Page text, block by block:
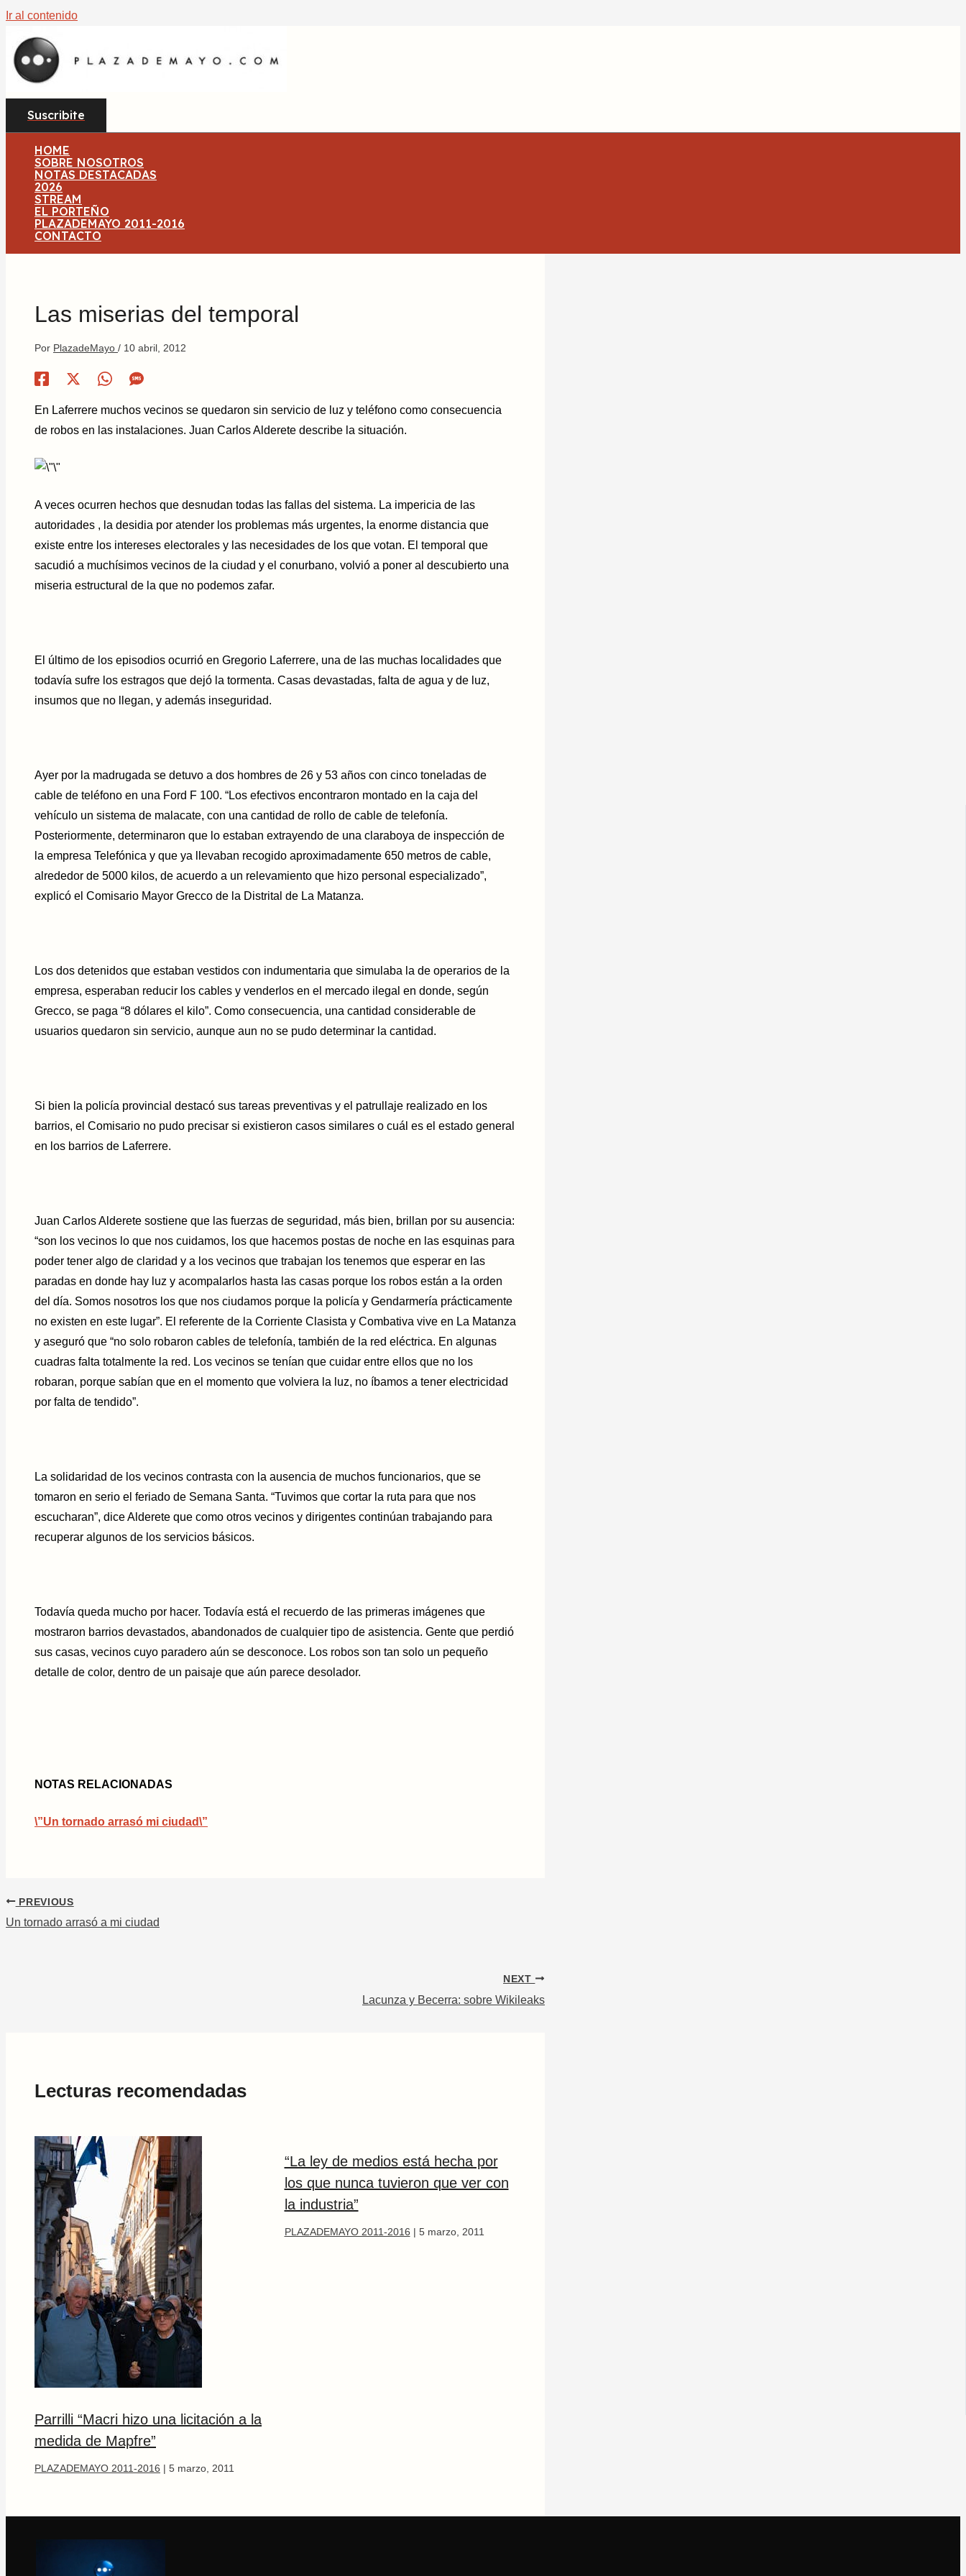
Ir al contenido
Suscribite
HOME
SOBRE NOSOTROS
NOTAS DESTACADAS
2026
STREAM
EL PORTEÑO
PLAZADEMAYO 2011-2016
CONTACTO
Las miserias del temporal
Por PlazadeMayo / 10 abril, 2012
En Laferrere muchos vecinos se quedaron sin servicio de luz y teléfono como consecuencia
de robos en las instalaciones. Juan Carlos Alderete describe la situación.
A veces ocurren hechos que desnudan todas las fallas del sistema. La impericia de las
autoridades , la desidia por atender los problemas más urgentes, la enorme distancia que
existe entre los intereses electorales y las necesidades de los que votan. El temporal que
sacudió a muchísimos vecinos de la ciudad y el conurbano, volvió a poner al descubierto una
miseria estructural de la que no podemos zafar.
El último de los episodios ocurrió en Gregorio Laferrere, una de las muchas localidades que
todavía sufre los estragos que dejó la tormenta. Casas devastadas, falta de agua y de luz,
insumos que no llegan, y además inseguridad.
Ayer por la madrugada se detuvo a dos hombres de 26 y 53 años con cinco toneladas de
cable de teléfono en una Ford F 100. “Los efectivos encontraron montado en la caja del
vehículo un sistema de malacate, con una cantidad de rollo de cable de telefonía.
Posteriormente, determinaron que lo estaban extrayendo de una claraboya de inspección de
la empresa Telefónica y que ya llevaban recogido aproximadamente 650 metros de cable,
alrededor de 5000 kilos, de acuerdo a un relevamiento que hizo personal especializado”,
explicó el Comisario Mayor Grecco de la Distrital de La Matanza.
Los dos detenidos que estaban vestidos con indumentaria que simulaba la de operarios de la
empresa, esperaban reducir los cables y venderlos en el mercado ilegal en donde, según
Grecco, se paga “8 dólares el kilo”. Como consecuencia, una cantidad considerable de
usuarios quedaron sin servicio, aunque aun no se pudo determinar la cantidad.
Si bien la policía provincial destacó sus tareas preventivas y el patrullaje realizado en los
barrios, el Comisario no pudo precisar si existieron casos similares o cuál es el estado general
en los barrios de Laferrere.
Juan Carlos Alderete sostiene que las fuerzas de seguridad, más bien, brillan por su ausencia:
“son los vecinos lo que nos cuidamos, los que hacemos postas de noche en las esquinas para
poder tener algo de claridad y a los vecinos que trabajan los tenemos que esperar en las
paradas en donde hay luz y acompalarlos hasta las casas porque los robos están a la orden
del día. Somos nosotros los que nos ciudamos porque la policía y Gendarmería prácticamente
no existen en este lugar”. El referente de la Corriente Clasista y Combativa vive en La Matanza
y aseguró que “no solo robaron cables de telefonía, también de la red eléctrica. En algunas
cuadras falta totalmente la red. Los vecinos se tenían que cuidar entre ellos que no los
robaran, porque sabían que en el momento que volviera la luz, no íbamos a tener electricidad
por falta de tendido”.
La solidaridad de los vecinos contrasta con la ausencia de muchos funcionarios, que se
tomaron en serio el feriado de Semana Santa. “Tuvimos que cortar la ruta para que nos
escucharan”, dice Alderete que como otros vecinos y dirigentes continúan trabajando para
recuperar algunos de los servicios básicos.
Todavía queda mucho por hacer. Todavía está el recuerdo de las primeras imágenes que
mostraron barrios devastados, abandonados de cualquier tipo de asistencia. Gente que perdió
sus casas, vecinos cuyo paradero aún se desconoce. Los robos son tan solo un pequeño
detalle de color, dentro de un paisaje que aún parece desolador.
NOTAS RELACIONADAS
\”Un tornado arrasó mi ciudad\”
PREVIOUS
Un tornado arrasó a mi ciudad
NEXT
Lacunza y Becerra: sobre Wikileaks
Lecturas recomendadas
Parrilli “Macri hizo una licitación a la
medida de Mapfre”
PLAZADEMAYO 2011-2016 | 5 marzo, 2011
“La ley de medios está hecha por
los que nunca tuvieron que ver con
la industria”
PLAZADEMAYO 2011-2016 | 5 marzo, 2011